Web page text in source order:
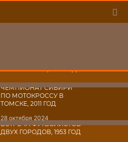
«МИЛЯ МИРА», 1997 ГОД
30 октября 2024
ЧЕМПИОНАТ СИБИРИ
ПО МОТОКРОССУ В
ТОМСКЕ, 2011 ГОД
28 октября 2024
ВСТРЕЧА ФУТБОЛИСТОВ
ДВУХ ГОРОДОВ, 1953 ГОД